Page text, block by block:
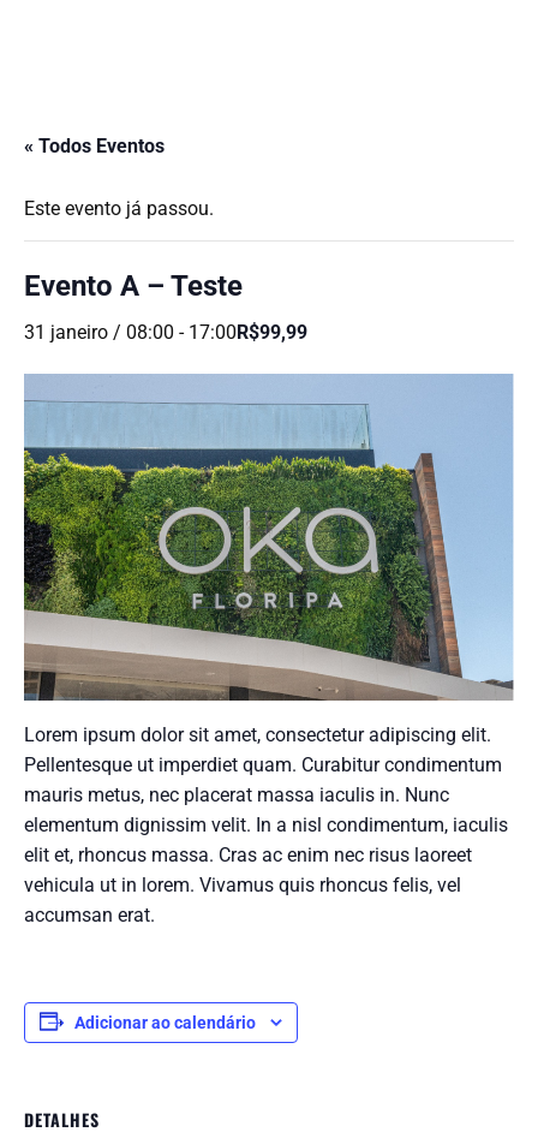
« Todos Eventos
Este evento já passou.
Evento A – Teste
31 janeiro / 08:00 - 17:00R$99,99
Lorem ipsum dolor sit amet, consectetur adipiscing elit.
Pellentesque ut imperdiet quam. Curabitur condimentum
mauris metus, nec placerat massa iaculis in. Nunc
elementum dignissim velit. In a nisl condimentum, iaculis
elit et, rhoncus massa. Cras ac enim nec risus laoreet
vehicula ut in lorem. Vivamus quis rhoncus felis, vel
accumsan erat.
Adicionar ao calendário
DETALHES